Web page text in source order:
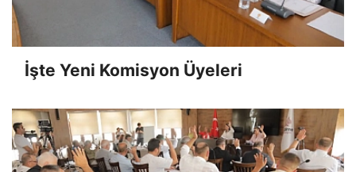
İşte Yeni Komisyon Üyeleri